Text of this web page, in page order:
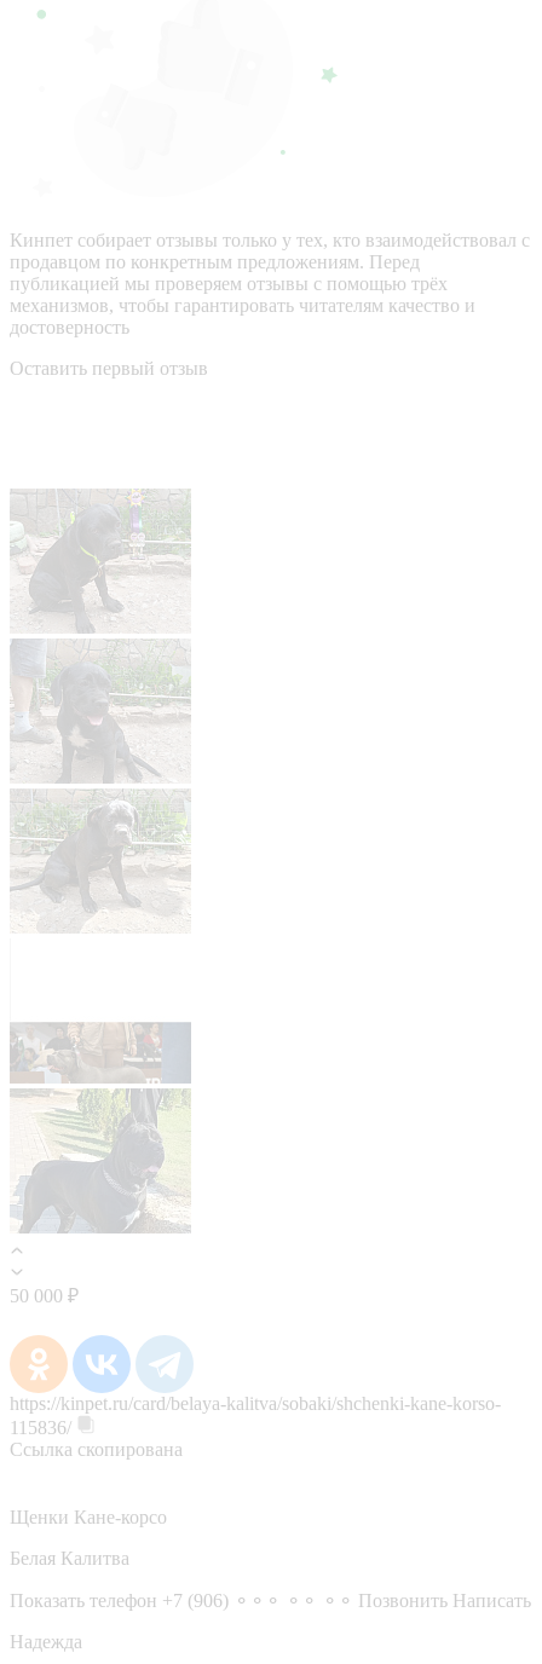
Кинпет собирает отзывы только у тех, кто взаимодействовал с
продавцом по конкретным предложениям. Перед
публикацией мы проверяем отзывы с помощью трёх
механизмов, чтобы гарантировать читателям качество и
достоверность
Оставить первый отзыв
50 000 ₽
https://kinpet.ru/card/belaya-kalitva/sobaki/shchenki-kane-korso-
115836/
Ссылка скопирована
Щенки Кане-корсо
Белая Калитва
Показать телефон +7 (906) ⚬⚬⚬ ⚬⚬ ⚬⚬ Позвонить Написать
Надежда